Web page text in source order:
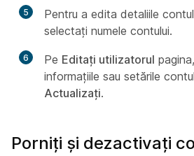
5
Pentru a edita detaliile
selectați numele contului.
6 Pe Editați utilizatorul
informațiile sau setările
Actualizați.
Porniți și dezactivați